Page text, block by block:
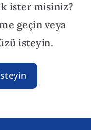
ister misiniz?
geçin veya
isteyin.